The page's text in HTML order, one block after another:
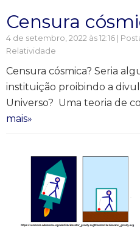
Censura
4 de setembro, 2022 às 12:16 |
Relatividade
Censura cósmica? Seria
instituição proibindo a
Universo? Uma teoria de
mais»